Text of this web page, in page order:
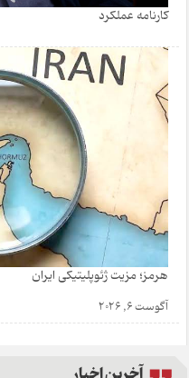
کارنامه عملکرد
هرمز؛ مزیت ژئوپلیتیکی ایران
آگوست 6, 2026